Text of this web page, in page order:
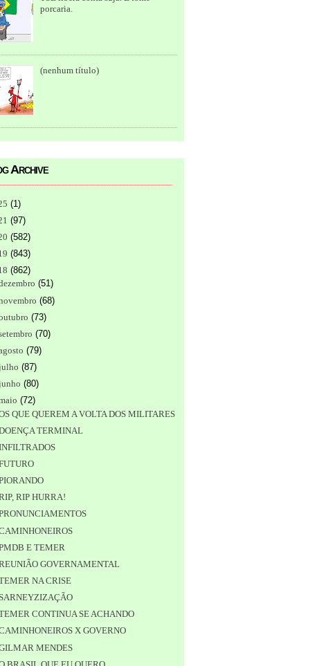
porcaria.
(nenhum título)
Archive
(1 )
(97)
(582)
(843)
(862)
(51)
(68)
(73)
(70)
(79)
(87)
(80)
(72)
QUE QUEREM A VOLTA DOS MILITARES
TERMINAL
RIP HURRA!
E TEMER
GOVERNAMENTAL
NA CRISE
CONTINUA SE ACHANDO
X GOVERNO
MENDES